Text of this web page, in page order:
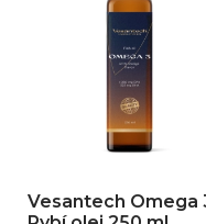
Vesantech Omega